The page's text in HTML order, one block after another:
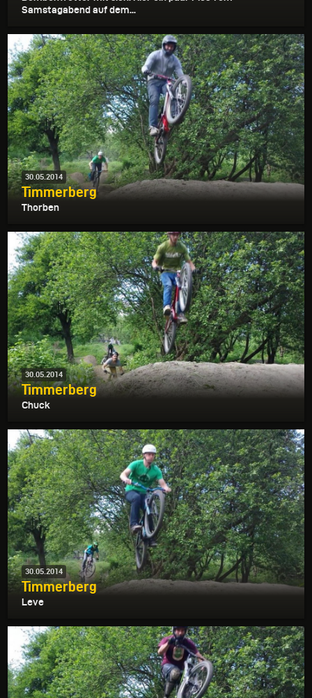
Samstagabend auf dem...
30.05.2014
Timmerberg
Thorben
30.05.2014
Timmerberg
Chuck
30.05.2014
Timmerberg
Leve